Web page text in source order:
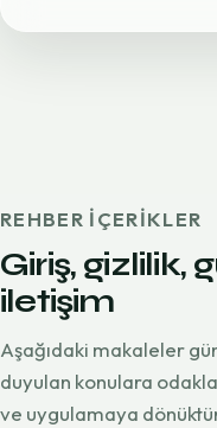
REHBER IÇERIKLER
Giriş, gizlilik,
iletişim
Aşağıdaki makaleler
duyulan konulara
ve uygulamaya